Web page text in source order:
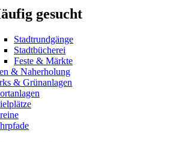
gesucht
Stadtrundgänge
Stadtbücherei
Feste & Märkte
& Naherholung
& Grünanlagen